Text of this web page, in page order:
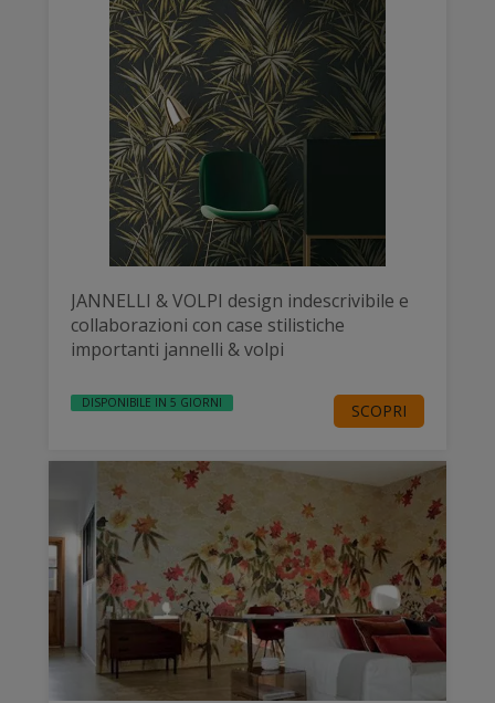
JANNELLI & VOLPI design indescrivibile e
collaborazioni con case stilistiche
importanti jannelli & volpi
DISPONIBILE IN 5 GIORNI SCOPRI